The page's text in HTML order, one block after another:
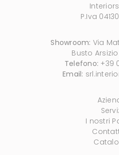
Interiors
P.Iva
Showroom: Via
Busto
Telefono: +39
Email:
I nostri